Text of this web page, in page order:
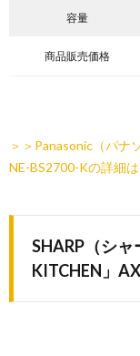
容量
商品販売価格
＞＞Panasonic（パナ
NE-BS2700-Kの詳細
SHARP（シ
KITCHEN」